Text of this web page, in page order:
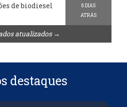
de biodiesel
8 DIAS
ATRÁS
atualizados →
destaques